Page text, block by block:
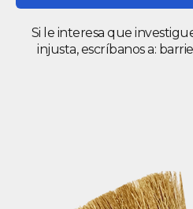
Si le interesa que
injusta, escríbanos a: